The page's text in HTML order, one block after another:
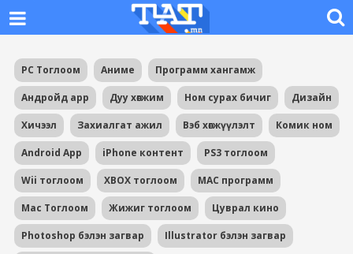
PC Тоглоом Аниме Программ хангамж
Андройд app Дуу хөгжим Ном сурах бичиг Дизайн
Хичээл Захиалгат ажил Вэб хөгжүүлэлт Комик ном
Android App iPhone контент PS3 тоглоом
Wii тоглоом XBOX тоглоом MAC программ
Mac Тоглоом Жижиг тоглоом Цуврал кино
Photoshop бэлэн загвар Illustrator бэлэн загвар